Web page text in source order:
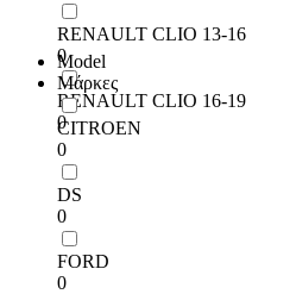
RENAULT CLIO 13-16
0
RENAULT CLIO 16-19
0
Model
Μάρκες
CITROEN
0
DS
0
FORD
0